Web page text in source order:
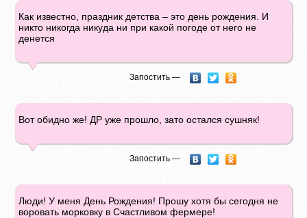
Как известно, праздник детства – это день рождения. И
никто никогда никуда ни при какой погоде от него не
денется
Запостить —
Вот обидно же! ДР уже прошло, зато остался сушняк!
Запостить —
Люди! У меня День Рождения! Прошу хотя бы сегодня не
воровать морковку в Счастливом фермере!